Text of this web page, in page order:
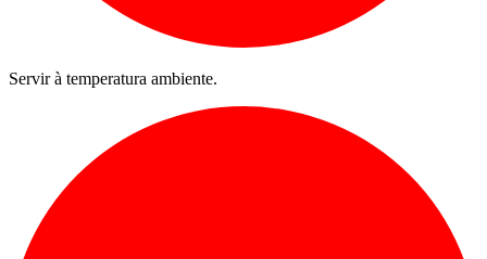
Servir à temperatura ambiente.